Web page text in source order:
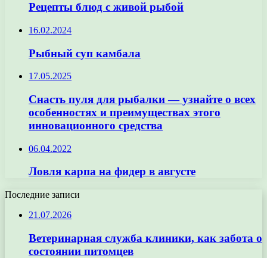
Рецепты блюд с живой рыбой
16.02.2024
Рыбный суп камбала
17.05.2025
Снасть пуля для рыбалки — узнайте о всех
особенностях и преимуществах этого
инновационного средства
06.04.2022
Ловля карпа на фидер в августе
Последние записи
21.07.2026
Ветеринарная служба клиники, как забота о
состоянии питомцев